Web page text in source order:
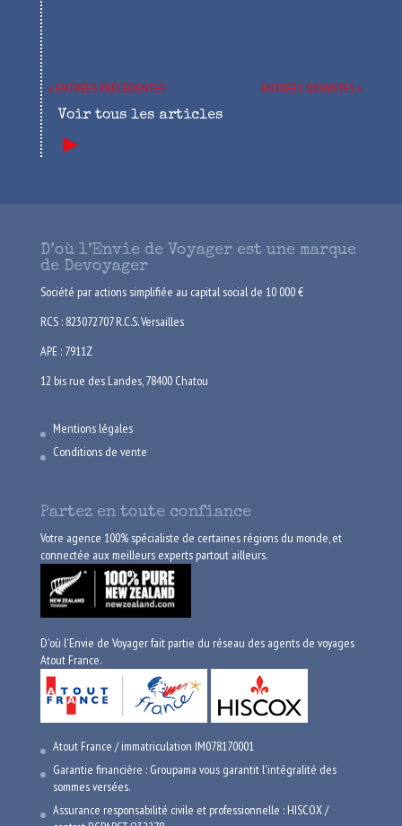
« ENTRÉES PRÉCÉDENTES ENTRÉES SUIVANTES »
Voir tous les articles
►
D’où l’Envie de Voyager est une marque
de Devoyager
Société par actions simplifiée au capital social de 10 000 €
RCS : 823072707 R.C.S. Versailles
APE : 7911Z
12 bis rue des Landes, 78400 Chatou
Mentions légales
Conditions de vente
Partez en toute confiance
Votre agence 100% spécialiste de certaines régions du monde, et
connectée aux meilleurs experts partout ailleurs.
D'où l'Envie de Voyager fait partie du réseau des agents de voyages
Atout France.
Atout France / immatriculation IM078170001
Garantie financière : Groupama vous garantit l'intégralité des
sommes versées.
Assurance responsabilité civile et professionnelle : HISCOX /